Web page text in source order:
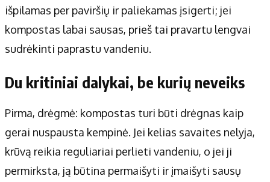
išpilamas per paviršių ir paliekamas įsigerti; jei
kompostas labai sausas, prieš tai pravartu lengvai
sudrėkinti paprastu vandeniu.
Du kritiniai dalykai, be kurių neveiks
Pirma, drėgmė: kompostas turi būti drėgnas kaip
gerai nuspausta kempinė. Jei kelias savaites nelyja,
krūvą reikia reguliariai perlieti vandeniu, o jei ji
permirksta, ją būtina permaišyti ir įmaišyti sausų